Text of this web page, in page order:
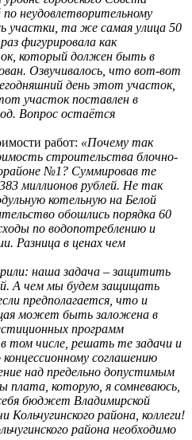
неудовлетворительному
участки, та же самая улица 50
фигурировала как
который должен быть в
Озвучивалось, что вот-вот
день этот участок,
участок поставлен в
Вопрос остаётся
работ: «Почему так
строительства блочно-
№1? Суммировав те
миллионов рублей. Не так
котельную на Белой
обошлись порядка 60
по водопотреблению и
Разница в ценах чем
наша задача – защитить
А чем мы будем защищать
предполагается, что и
может быть заложена в
программ
том числе, решать те задачи и
соглашению
над предельно допустимым
которую, я сомневаюсь,
бюджет Владимирской
района, коллеги!
района необходимо